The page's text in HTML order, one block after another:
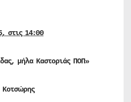
στις 14:00
μήλα Καστοριάς ΠΟΠ»
Κοτσώρης